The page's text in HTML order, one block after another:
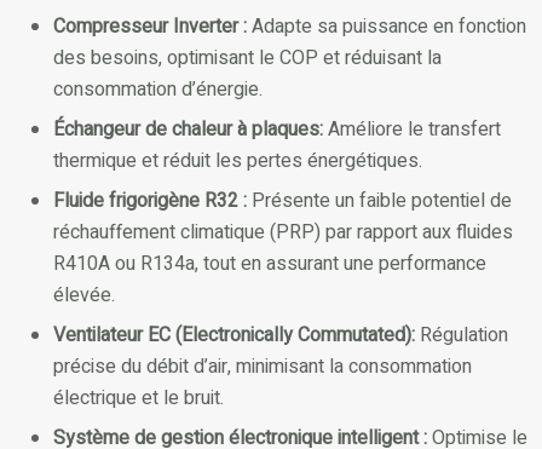
Compresseur Inverter :Adapte sa puissance en fonction
des besoins, optimisant le COP et réduisant la
consommation d’énergie.
Échangeur de chaleur à plaques:Améliore le transfert
thermique et réduit les pertes énergétiques.
Fluide frigorigène R32 : Présente un faible potentiel de
réchauffement climatique (PRP) par rapport aux fluides
R410A ou R134a, tout en assurant une performance
élevée.
Ventilateur EC (Electronically Commutated): Régulation
précise du débit d’air, minimisant la consommation
électrique et le bruit.
Système de gestion électronique intelligent :Optimise le